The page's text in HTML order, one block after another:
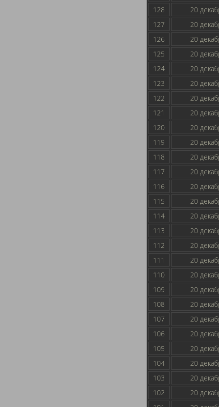
128
20
127
20
126
20
125
20
124
20
123
20
122
20
121
20
120
20
119
20
118
20
117
20
116
20
115
20
114
20
113
20
112
20
111
20
110
20
109
20
108
20
107
20
106
20
105
20
104
20
103
20
102
20